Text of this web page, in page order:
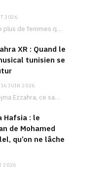
2026
La Tunisie forme plus de femmes que d’hommes dans les filières scientifiques. Pourtant, pour beaucoup…
XR : Quand le
tunisien se
16 JUIN 2026
Le palais d’Ennejma Ezzahra, ce sanctuaire de la musique tunisienne et méditerranéenne construit par le…
Hafsia : le
de Mohamed
qu’on ne lâche
2026